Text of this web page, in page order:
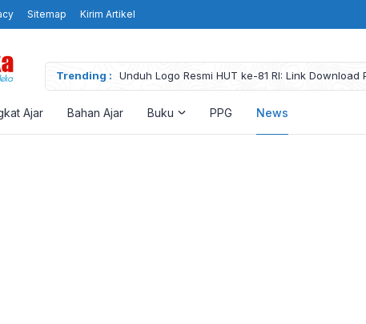
Sitemap Kirim Artikel
Trending :
Unduh Logo Resmi HUT ke-81 RI: Link Download
High Resolution
Ajar Bahan Ajar Buku PPG News